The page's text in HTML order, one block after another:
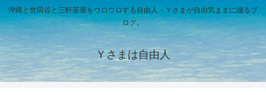
沖縄と世田谷と三軒茶屋をウロウロする自由人・Ｙさまが自由気ままに綴るブ
ログ。
Ｙさまは自由人